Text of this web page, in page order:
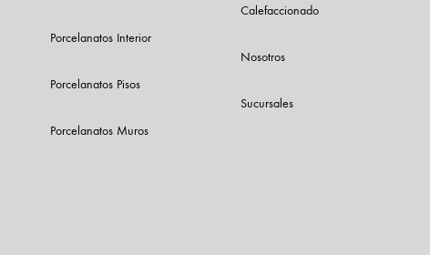
Porcelanatos Interior
Porcelanatos Pisos
Porcelanatos Muros
Calefaccionado
Nosotros
Sucursales